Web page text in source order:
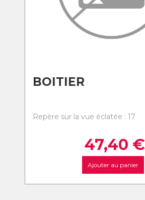
BOITIER
Repère sur la vue éclatée : 17
47,40 €
Ajouter au panier